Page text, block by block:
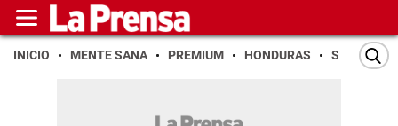
INICIO MENTE SANA PREMIUM HONDURAS SAN PEDRO